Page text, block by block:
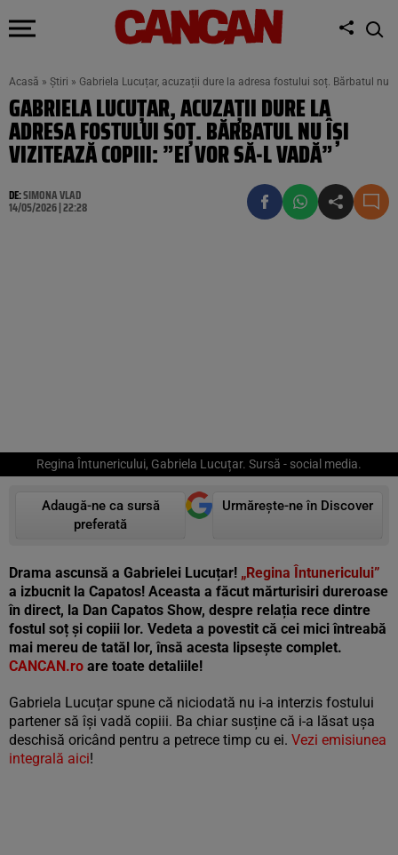
Acasă » Știri » Gabriela Lucuțar, acuzații dure la adresa fostului soț. Bărbatul nu
GABRIELA LUCUȚAR, ACUZAȚII DURE LA
ADRESA FOSTULUI SOȚ. BĂRBATUL NU ÎȘI
VIZITEAZĂ COPIII: ”EI VOR SĂ-L VADĂ”
DE:SIMONA VLAD
14/05/2026 | 22:28
Regina Întunericului, Gabriela Lucuțar. Sursă - social media.
Adaugă-ne ca sursă
preferată
Urmărește-ne în Discover
Drama ascunsă a Gabrielei Lucuțar! „Regina Întunericului”
a izbucnit la Capatos! Aceasta a făcut mărturisiri dureroase
în direct, la Dan Capatos Show, despre relația rece dintre
fostul soț și copiii lor. Vedeta a povestit că cei mici întreabă
mai mereu de tatăl lor, însă acesta lipsește complet.
CANCAN.ro are toate detaliile!
Gabriela Lucuțar spune că niciodată nu i-a interzis fostului
partener să își vadă copiii. Ba chiar susține că i-a lăsat ușa
deschisă oricând pentru a petrece timp cu ei. Vezi emisiunea
integrală aici!